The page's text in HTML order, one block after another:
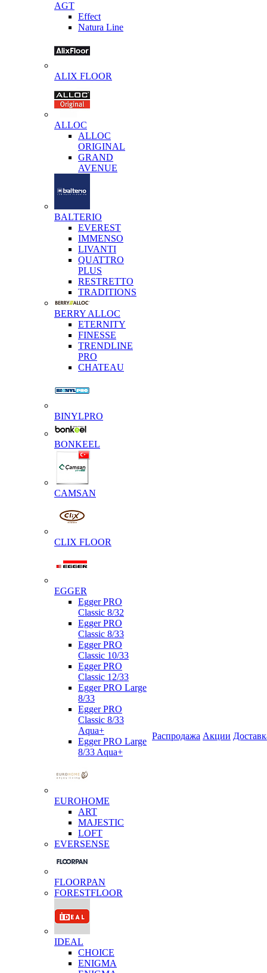
AGT
Effect
Natura Line
ALIX FLOOR
ALLOC
ALLOC
ORIGINAL
GRAND
AVENUE
BALTERIO
EVEREST
IMMENSO
LIVANTI
QUATTRO
PLUS
RESTRETTO
TRADITIONS
BERRY ALLOC
ETERNITY
FINESSE
TRENDLINE
PRO
CHATEAU
BINYLPRO
BONKEEL
CAMSAN
CLIX FLOOR
EGGER
Egger PRO
Classic 8/32
Egger PRO
Classic 8/33
Egger PRO
Classic 10/33
Egger PRO
Classic 12/33
Egger PRO Large
8/33
Egger PRO
Classic 8/33
Aqua+
Egger PRO Large
8/33 Aqua+
EUROHOME
ART
MAJESTIC
LOFT
EVERSENSE
FLOORPAN
FORESTFLOOR
IDEAL
CHOICE
ENIGMA
Распродажа Акции